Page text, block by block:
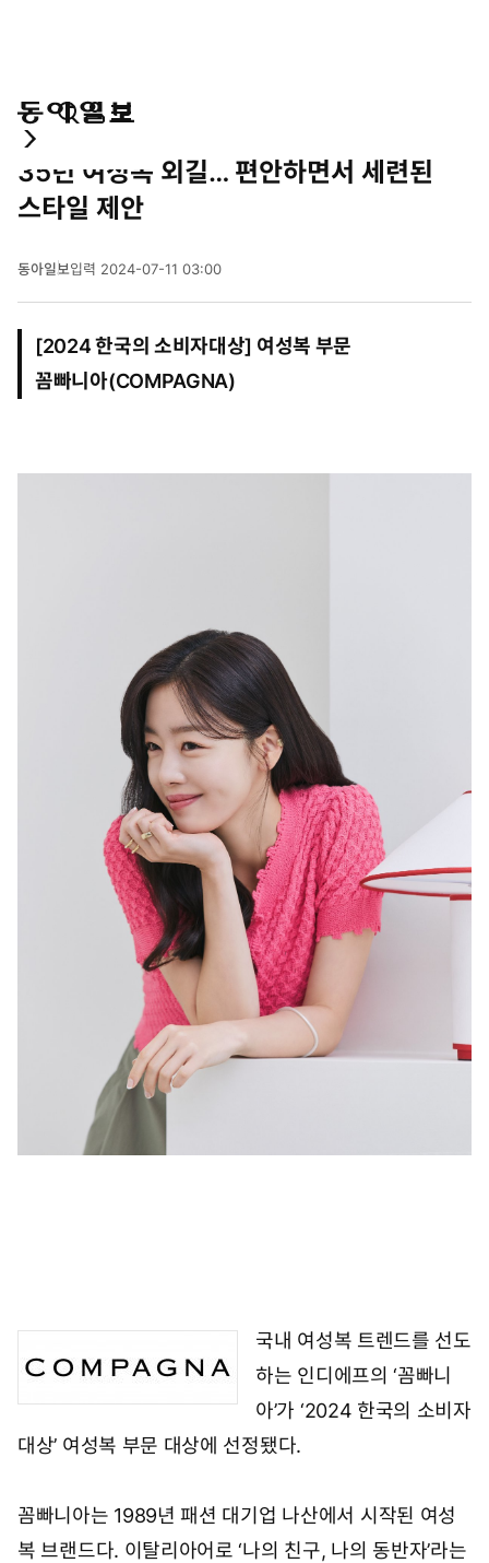
통
검
색
마
페
이
지
전
메
뉴
펼
기
경제
35년 여성복 외길… 편안하면서 세련된
스타일 제안
동아일보입력 2024-07-11 03:00
4
년
7
일
[2024 한국의 소비자대상] 여성복 부문
꼼빠니아(COMPAGNA)
국내 여성복 트렌드를 선도
하는 인디에프의 ‘꼼빠니
아’가 ‘2024 한국의 소비자
대상’ 여성복 부문 대상에 선정됐다.
꼼빠니아는 1989년 패션 대기업 나산에서 시작된 여성
복 브랜드다. 이탈리아어로 ‘나의 친구, 나의 동반자’라는